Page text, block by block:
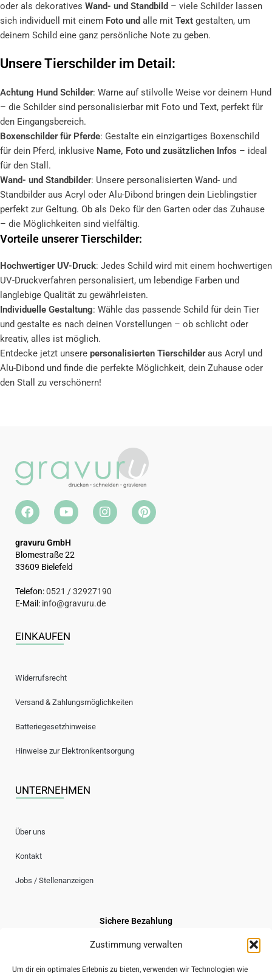
Zustimmung verwalten
Um dir ein optimales Erlebnis zu bieten, verwenden wir Technologien wie
oder als dekoratives Wand- und Standbild – viele Schilder lassen
sich individuell mit einem Foto und alle mit Text gestalten, um
deinem Schild eine ganz persönliche Note zu geben.
Unsere Tierschilder im Detail:
Achtung Hund Schilder: Warne auf stilvolle Weise vor deinem Hund
– die Schilder sind personalisierbar mit Foto und Text, perfekt für
den Eingangsbereich.
Boxenschilder für Pferde: Gestalte ein einzigartiges Boxenschild
für dein Pferd, inklusive Name, Foto und zusätzlichen Infos – ideal
für den Stall.
Wand- und Standbilder: Unsere personalisierten Wand- und
Standbilder aus Acryl oder Alu-Dibond bringen dein Lieblingstier
perfekt zur Geltung. Ob als Deko für den Garten oder das Zuhause
– die Möglichkeiten sind vielfältig.
Vorteile unserer Tierschilder:
Hochwertiger UV-Druck: Jedes Schild wird mit einem hochwertigen
UV-Druckverfahren personalisiert, um lebendige Farben und
langlebige Qualität zu gewährleisten.
Individuelle Gestaltung: Wähle das passende Schild für dein Tier
und gestalte es nach deinen Vorstellungen – ob schlicht oder
kreativ, alles ist möglich.
Entdecke jetzt unsere personalisierten Tierschilderaus Acryl und
Alu-Dibond und finde die perfekte Möglichkeit, dein Zuhause oder
den Stall zu verschönern!
gravuru GmbH
Blomestraße 22
33609 Bielefeld
Telefon:0521 / 32927190
E-Mail: info@gravuru.de
EINKAUFEN
Widerrufsrecht
Versand & Zahlungsmöglichkeiten
Batteriegesetzhinweise
Hinweise zur Elektronikentsorgung
UNTERNEHMEN
Über uns
Kontakt
Jobs / Stellenanzeigen
Sichere Bezahlung